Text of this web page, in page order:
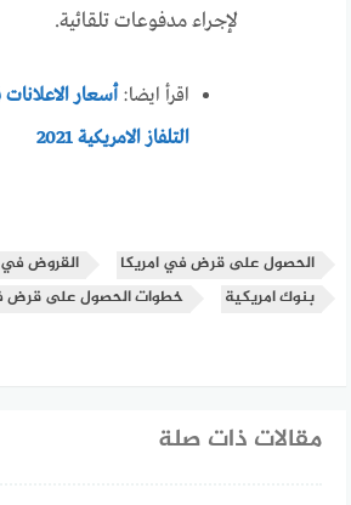
لإجراء مدفوعات تلقائية.
اقرأ ايضا:أسعار
التلفاز الامريكية 2021
الحصول على قرض في امريكا
القروض في
بنوك امريكية
خطوات الحصول على قرض
مقالات ذات صلة